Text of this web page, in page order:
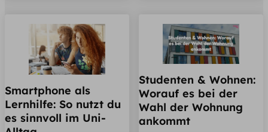
Smartphone als
Lernhilfe: So nutzt du
es sinnvoll im Uni-
Studenten & Wohnen:
Worauf es bei der
Wahl der Wohnung
ankommt